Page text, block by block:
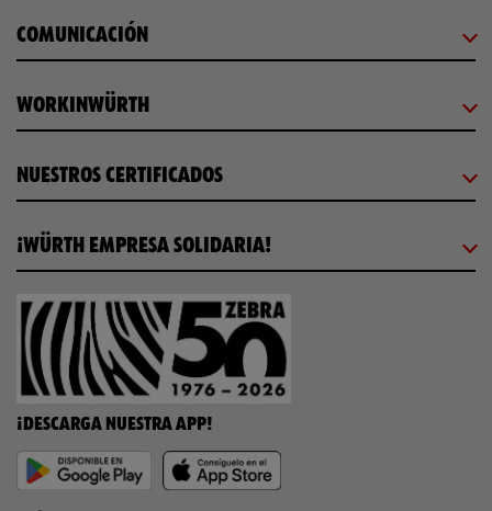
COMUNICACIÓN
WORKINWÜRTH
NUESTROS CERTIFICADOS
¡WÜRTH EMPRESA SOLIDARIA!
¡DESCARGA NUESTRA APP!